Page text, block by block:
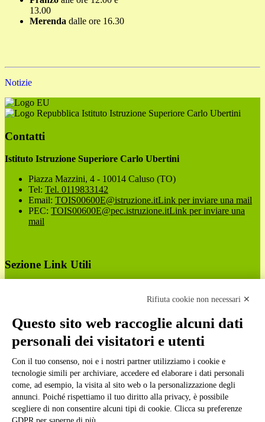
13.00
Merenda dalle ore 16.30
Notizie
Istituto Istruzione Superiore Carlo Ubertini
Contatti
Istituto Istruzione Superiore Carlo Ubertini
Piazza Mazzini, 4 - 10014 Caluso (TO)
Tel: Tel. 0119833142
Email: TOIS00600E@istruzione.itLink per inviare una mail
PEC: TOIS00600E@pec.istruzione.itLink per inviare una
mail
Sezione Link Utili
Ufficio Relazioni con il Pubblico
Dichiarazione di accessibilità
Obiettivi di accessibilità
Gestione consensi cookie
Amministrazione trasparente
Pagina visualizzata
5845 volte
Sezione Copyright
Rifiuta cookie non necessari ✕
Questo sito web raccoglie alcuni dati
personali dei visitatori e utenti
Con il tuo consenso, noi e i nostri partner utilizziamo i cookie e
tecnologie simili per archiviare, accedere ed elaborare i dati personali
come, ad esempio, la visita al sito web o la personalizzazione degli
annunci. Poiché rispettiamo il tuo diritto alla privacy, è possibile
scegliere di non consentire alcuni tipi di cookie. Clicca su preferenze